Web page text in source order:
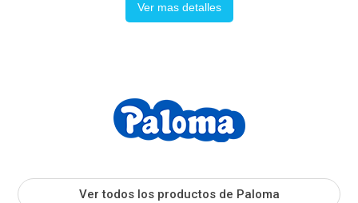
Ver mas detalles
Ver todos los productos de Paloma